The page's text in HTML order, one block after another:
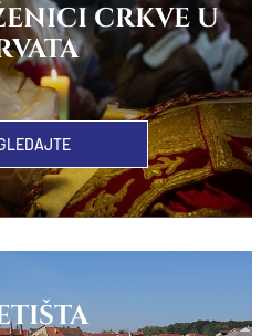
CRKVE U